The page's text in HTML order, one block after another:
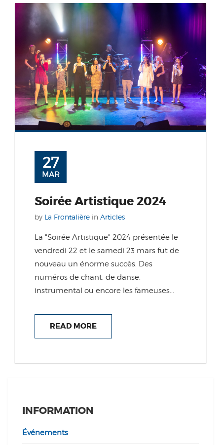
27
MAR
Soirée Artistique 2024
by La Frontalière in Articles
La "Soirée Artistique" 2024 présentée le
vendredi 22 et le samedi 23 mars fut de
nouveau un énorme succès. Des
numéros de chant, de danse,
instrumental ou encore les fameuses...
READ MORE
INFORMATION
Événements